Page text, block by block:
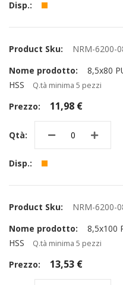
NRM-6200-
8,5x80
HSS
Q.tà minima 5 pezzi
11,98 €
NRM-6200-
8,5x100
HSS
Q.tà minima 5 pezzi
13,53 €